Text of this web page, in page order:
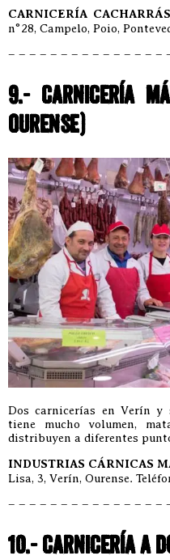
CARNICERÍA CACHARRÁS
n°28, Campelo, Poio,
– – – – – – – – – – – – – – –
9.- CARNICERÍA
OURENSE)
Dos carnicerías en Verín y
tiene mucho volumen,
distribuyen a diferentes
INDUSTRIAS CÁRNICAS
Lisa, 3, Verín, Ourense.
– – – – – – – – – – – – – – –
10.- CARNICERÍA A